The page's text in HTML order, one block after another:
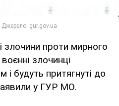
злочини проти мирного
злочинці
і будуть притягнуті до
у ГУР МО.